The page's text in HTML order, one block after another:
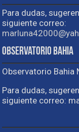
Para dudas,
siguiente correo:
Observatorio Bahia
Observatorio Bahia
Para dudas,
siguiente correo: